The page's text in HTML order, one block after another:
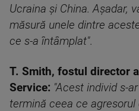
Ucraina și China. Așadar,
măsură unele dintre
ce s-a întâmplat".
T. Smith, fostul director
Service: "Acest individ s-
termină ceea ce